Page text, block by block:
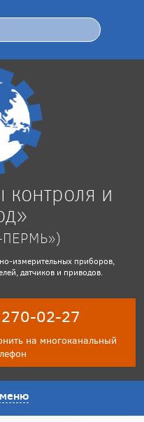
и
измерительных приборов,
датчиков и приводов.
02-27
на многоканальный